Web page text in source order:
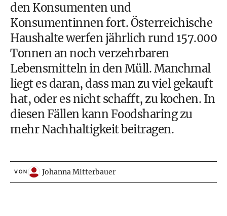
den Konsumenten und
Konsumentinnen fort. Österreichische
Haushalte werfen jährlich rund 157.000
Tonnen an noch verzehrbaren
Lebensmitteln in den Müll. Manchmal
liegt es daran, dass man zu viel gekauft
hat, oder es nicht schafft, zu kochen. In
diesen Fällen kann Foodsharing zu
mehrNachhaltigkeitbeitragen.
VON Johanna Mitterbauer